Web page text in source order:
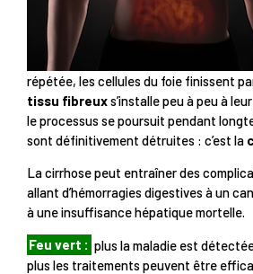
répétée, les cellules du foie finissent
tissu fibreuxs’installe peu à peu à
le processus se poursuit pendant
sont définitivement détruites : c’est la
La cirrhose peut entraîner des
allant d’hémorragies digestives à un
à une insuffisance hépatique mortelle.
Feu vert : plus la maladie est
plus les traitements peuvent être